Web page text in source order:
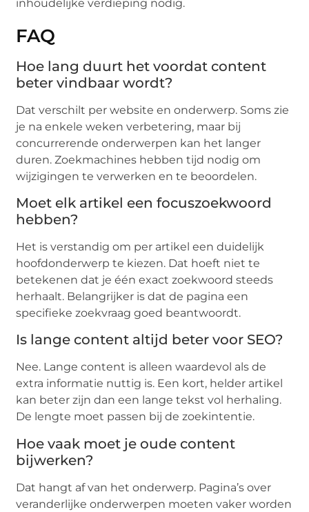
inhoudelijke verdieping nodig.
FAQ
Hoe lang duurt het voordat content
beter vindbaar wordt?
Dat verschilt per website en onderwerp. Soms zie
je na enkele weken verbetering, maar bij
concurrerende onderwerpen kan het langer
duren. Zoekmachines hebben tijd nodig om
wijzigingen te verwerken en te beoordelen.
Moet elk artikel een focuszoekwoord
hebben?
Het is verstandig om per artikel een duidelijk
hoofdonderwerp te kiezen. Dat hoeft niet te
betekenen dat je één exact zoekwoord steeds
herhaalt. Belangrijker is dat de pagina een
specifieke zoekvraag goed beantwoordt.
Is lange content altijd beter voor SEO?
Nee. Lange content is alleen waardevol als de
extra informatie nuttig is. Een kort, helder artikel
kan beter zijn dan een lange tekst vol herhaling.
De lengte moet passen bij de zoekintentie.
Hoe vaak moet je oude content
bijwerken?
Dat hangt af van het onderwerp. Pagina’s over
veranderlijke onderwerpen moeten vaker worden